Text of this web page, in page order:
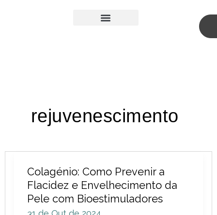
rejuvenescimento
Colagénio: Como Prevenir a
Flacidez e Envelhecimento da
Pele com Bioestimuladores
Como
Prevenir
a